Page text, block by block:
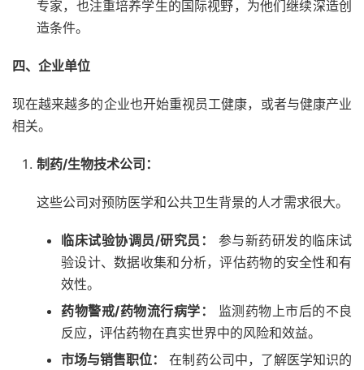
专家，也注重培养学生的国际视野，为他们继续深造创
造条件。
四、企业单位
现在越来越多的企业也开始重视员工健康，或者与健康产业
相关。
制药/生物技术公司：
这些公司对预防医学和公共卫生背景的人才需求很大。
临床试验协调员/研究员：
参与新药研发的临床试
验设计、数据收集和分析，评估药物的安全性和有
效性。
药物警戒/药物流行病学：
监测药物上市后的不良
反应，评估药物在真实世界中的风险和效益。
市场与销售职位：
在制药公司中，了解医学知识的